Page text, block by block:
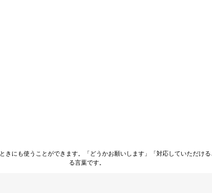
きにも使うことができます。「どうかお願いします」「対応していただけ
る言葉です。